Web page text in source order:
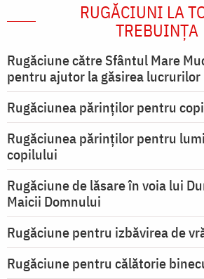
RUGĂCIUNI LA
TREBUINȚA
Rugăciune către Sfântul Mare
pentru ajutor la găsirea
Rugăciunea părinților pentru
Rugăciunea părinților pentru
copilului
Rugăciune de lăsare în voia lui
Maicii Domnului
Rugăciune pentru izbăvirea de
Rugăciune pentru călătorie